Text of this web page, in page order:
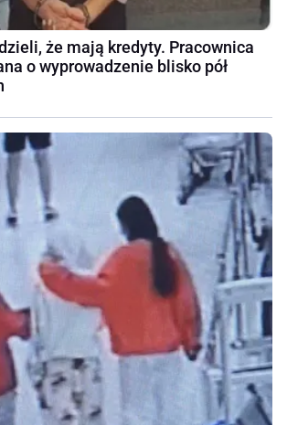
że mają kredyty. Pracownica
o wyprowadzenie blisko pół